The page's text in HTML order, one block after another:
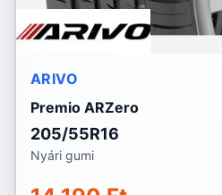
ARIVO
Premio ARZero
205/55R16
Nyári gumi